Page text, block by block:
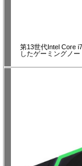
第13世代Intel Core
したゲーミングノー